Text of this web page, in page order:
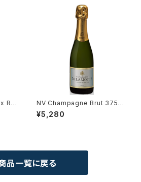
Ro
NV Champagne Brut 375ml
/ Delamotte
¥5,280
品一覧に戻る